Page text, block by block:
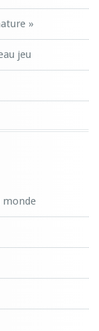
»
jeu
monde